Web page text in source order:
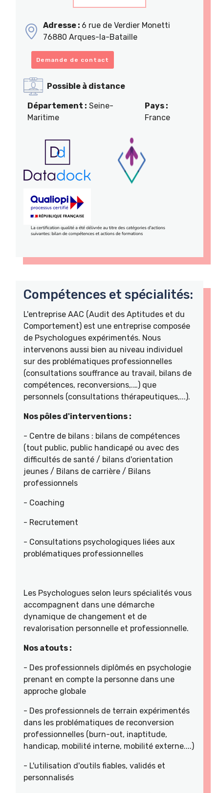
Adresse : 6 rue de Verdier Monetti
76880 Arques-la-Bataille
Demande de contact
Possible à distance
Département : Seine-
Maritime
Pays :
France
Compétences et spécialités:
L'entreprise AAC (Audit des Aptitudes et du
Comportement) est une entreprise composée
de Psychologues expérimentés. Nous
intervenons aussi bien au niveau individuel
sur des problématiques professionnelles
(consultations souffrance au travail, bilans de
compétences, reconversions,.…) que
personnels (consultations thérapeutiques,...).
Nos pôles d'interventions :
- Centre de bilans : bilans de compétences
(tout public, public handicapé ou avec des
difficultés de santé / bilans d'orientation
jeunes / Bilans de carrière / Bilans
professionnels
- Coaching
- Recrutement
- Consultations psychologiques liées aux
problématiques professionnelles
Les Psychologues selon leurs spécialités vous
accompagnent dans une démarche
dynamique de changement et de
revalorisation personnelle et professionnelle.
Nos atouts :
- Des professionnels diplômés en psychologie
prenant en compte la personne dans une
approche globale
- Des professionnels de terrain expérimentés
dans les problématiques de reconversion
professionnelles (burn-out, inaptitude,
handicap, mobilité interne, mobilité externe....)
- L'utilisation d'outils fiables, validés et
personnalisés